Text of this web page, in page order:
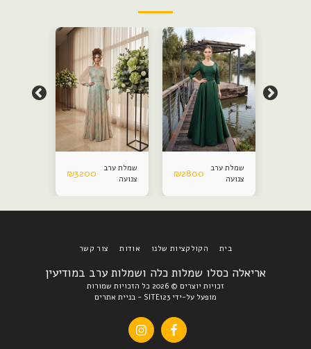
שמלת ערב
צנועה
₪2800
שמלת ערב
צנועה
₪3200
אריאלה כסלו שמלות כלה ושמלות ערב במודיעין
זכויות יוצרים © 2026 כל הזכויות שמורות
מופעל על-ידי SITE123
- בניית אתרים
בית הקולקציות שלנו אודות צור קשר